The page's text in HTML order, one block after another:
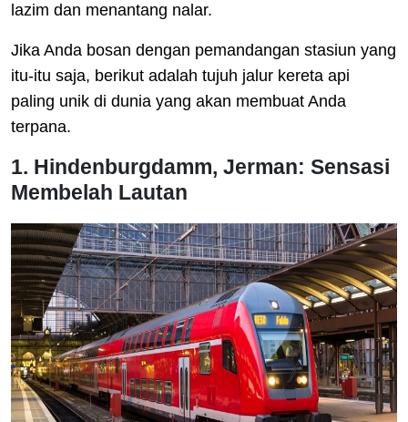
lazim dan menantang nalar.
Jika Anda bosan dengan pemandangan stasiun yang
itu-itu saja, berikut adalah tujuh jalur kereta api
paling unik di dunia yang akan membuat Anda
terpana.
1. Hindenburgdamm, Jerman: Sensasi
Membelah Lautan